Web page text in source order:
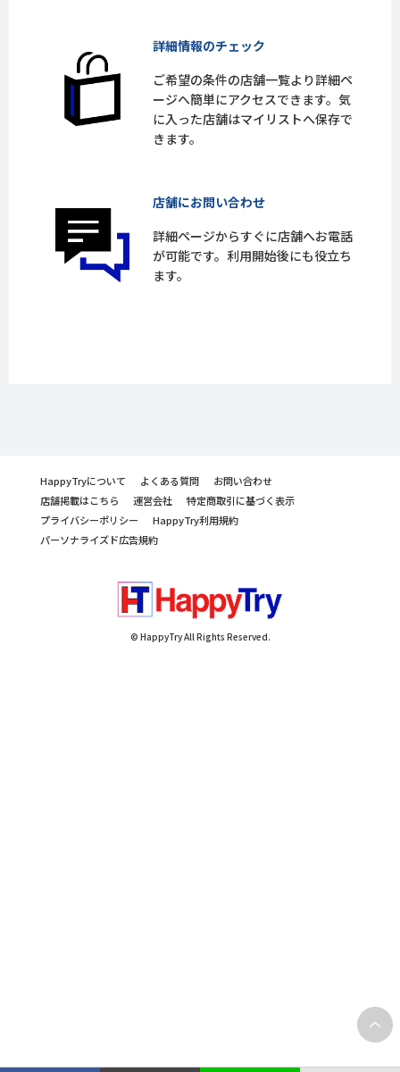
詳細情報のチェック
ご希望の条件の店舗一覧より詳細ペ
ージへ簡単にアクセスできます。気
に入った店舗はマイリストへ保存で
きます。
店舗にお問い合わせ
詳細ページからすぐに店舗へお電話
が可能です。利用開始後にも役立ち
ます。
HappyTryについて よくある質問
お問い合わせ
店舗掲載はこちら
運営会社
特定商取引に基づく表示
プライバシーポリシー
HappyTry利用規約
パーソナライズド広告規約
© HappyTry All Rights Reserved.